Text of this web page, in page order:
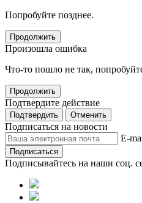
Попробуйте позднее.
Продолжить
Произошла ошибка
Что-то пошло не так,
Продолжить
Подтвердите действие
Подтвердить Отменить
Подписаться на новости
E-
Подписаться
Подписывайтесь на наши соц.